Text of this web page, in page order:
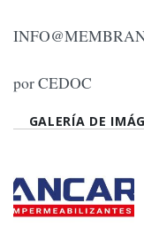
por CEDOC
GALERÍA DE